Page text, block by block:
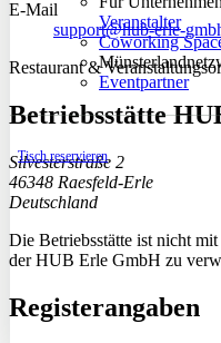
Veranstalter
Coworking
Eventpartner
Tisch reservieren
E-Mail
support@hub-erle-
Restaurant &
Betriebsstätte
Silvesterstraße 2
46348 Raesfeld-Erle
Deutschland
Die Betriebsstätte ist nicht
der HUB Erle GmbH zu
Registerangaben